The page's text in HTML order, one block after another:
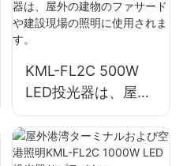
KML-FL2C 500W
LED投光器は、屋外
の建物のファサード
や建設現場の照明に
使用されます。